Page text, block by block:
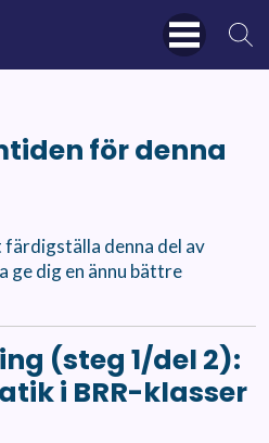
för denna
denna del av
ge dig en ännu bättre
(steg 1/del 2):
i BRR-klasser